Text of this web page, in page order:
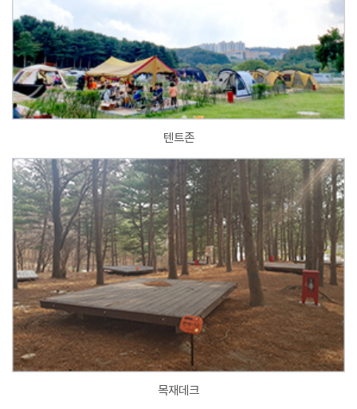
텐트존
목재데크